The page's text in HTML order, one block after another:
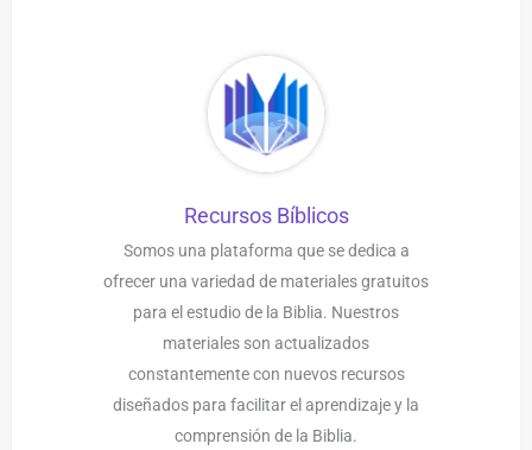
Recursos Bíblicos
Somos una plataforma que se dedica a
ofrecer una variedad de materiales gratuitos
para el estudio de la Biblia. Nuestros
materiales son actualizados
constantemente con nuevos recursos
diseñados para facilitar el aprendizaje y la
comprensión de la Biblia.